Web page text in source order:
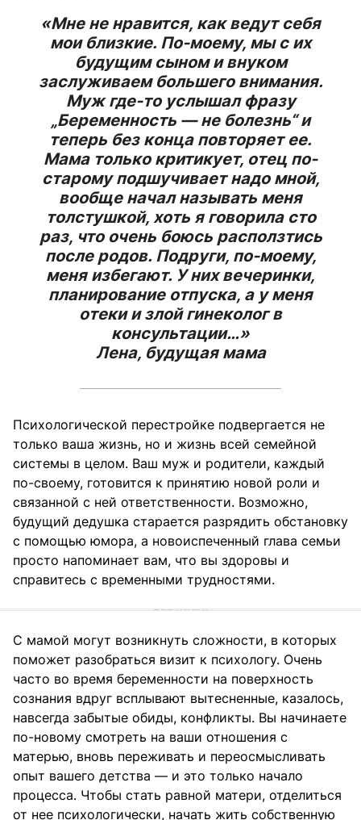
«Мне не нравится, как ведут себя
мои близкие. По-моему, мы с их
будущим сыном и внуком
заслуживаем большего внимания.
Муж где-то услышал фразу
„Беременность — не болезнь“ и
теперь без конца повторяет ее.
Мама только критикует, отец по-
старому подшучивает надо мной,
вообще начал называть меня
толстушкой, хоть я говорила сто
раз, что очень боюсь расползтись
после родов. Подруги, по-моему,
меня избегают. У них вечеринки,
планирование отпуска, а у меня
отеки и злой гинеколог в
консультации…»
Лена, будущая мама
Психологической перестройке подвергается не
только ваша жизнь, но и жизнь всей семейной
системы в целом. Ваш муж и родители, каждый
по-своему, готовится к принятию новой роли и
связанной с ней ответственности. Возможно,
будущий дедушка старается разрядить обстановку
с помощью юмора, а новоиспеченный глава семьи
просто напоминает вам, что вы здоровы и
справитесь с временными трудностями.
С мамой могут возникнуть сложности, в которых
поможет разобраться визит к психологу. Очень
часто во время беременности на поверхность
сознания вдруг всплывают вытесненные, казалось,
навсегда забытые обиды, конфликты. Вы начинаете
по-новому смотреть на ваши отношения с
матерью, вновь переживать и переосмысливать
опыт вашего детства — и это только начало
процесса. Чтобы стать равной матери, отделиться
от нее психологически, начать жить собственную